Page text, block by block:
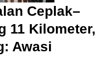
Ceplak–
11 Kilometer,
Awasi